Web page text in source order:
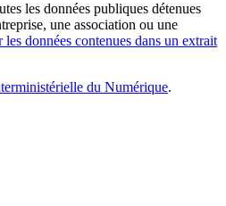
les données publiques détenues
une association ou une
les données contenues dans un extrait
du Numérique.